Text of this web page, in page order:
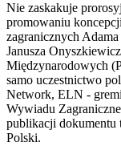
Nie zaskakuje
promowaniu
zagranicznych
Janusza
Międzynarodowych
samo uczestnictwo
Network, ELN -
Wywiadu
publikacji dokumentu
Polski.